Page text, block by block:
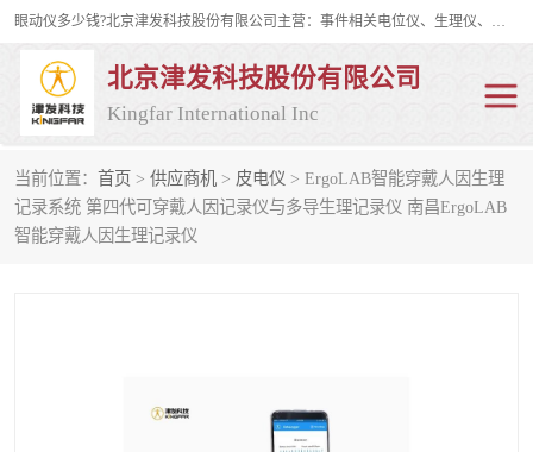
眼动仪多少钱?北京津发科技股份有限公司主营：事件相关电位仪、生理仪、肌电仪、脑电仪、皮电仪、眼动仪；是国家级高新技术企业、科技部认定的科技型中小企业和中关村高新技术企业，具备保密资格，具备自主进出口经营权；自主研发技术、产品与服务荣获多项省部级科学技术奖励、国家发明专利、国家软件著作权和省部级新技术新产品（服务）认证。
北京津发科技股份有限公司
Kingfar International Inc
当前位置： 首页 > 供应商机 > 皮电仪 > ErgoLAB智能穿戴人因生理
记录系统 第四代可穿戴人因记录仪与多导生理记录仪 南昌ErgoLAB
智能穿戴人因生理记录仪
皮电仪 脑电仪
人机交互实验室